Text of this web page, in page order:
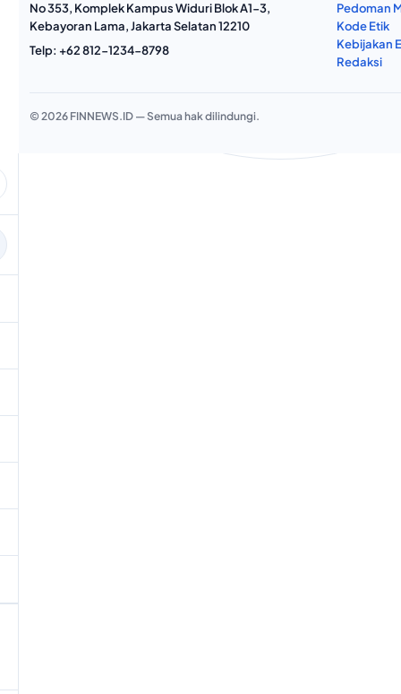
No 353, Komplek Kampus Widuri Blok A1-3,
Kebayoran Lama, Jakarta Selatan 12210
Telp: +62 812-1234-8798
Pedoman
Kode Etik
Kebijakan
Redaksi
© 2026 FINNEWS.ID — Semua hak dilindungi.